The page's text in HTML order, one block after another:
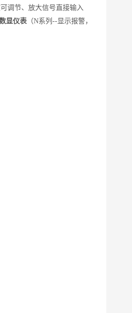
调节、放大信号直接输入
显仪表 （N系列--显示报警，